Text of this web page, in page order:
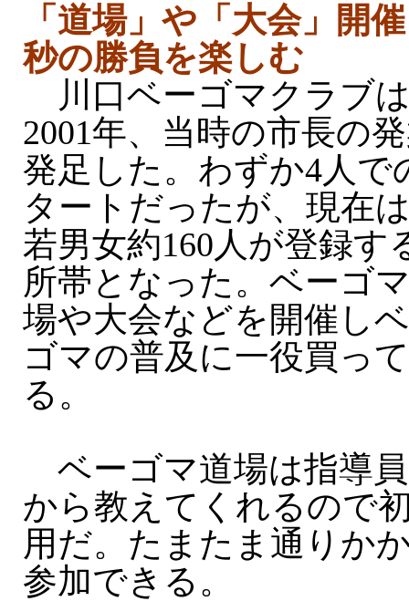
「道場」や「大会」開
秒の勝負を楽しむ
川口ベーゴマクラブ
2001年、当時の市長の
発足した。わずか4人で
タートだったが、現在
若男女約160人が登録す
所帯となった。ベーゴ
場や大会などを開催し
ゴマの普及に一役買っ
る。
ベーゴマ道場は指導
から教えてくれるので
用だ。たまたま通りか
参加できる。